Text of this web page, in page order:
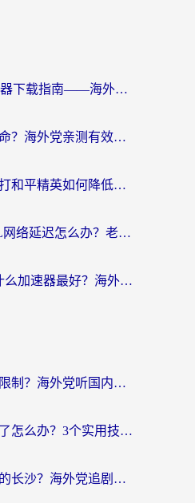
公主连结：Re加速器下载指南——海外党不再错过国服活动的秘密武器
日本怎么玩我的使命？海外党亲测有效的国服游戏加速指南（附避坑技巧）
海外党必看：国外打和平精英如何降低延迟？附3款热门国服游戏加速方案
海外打古剑奇谭OL网络延迟怎么办？老玩家亲测有效的加速器选择指南
英国玩QQ飞车用什么加速器最好？海外党亲测，告别漂移卡顿的终极选择
酷我音乐国外版权限制？海外党听国内歌、玩游戏、看剧的一站式解决方案
有缘网在老挝用不了怎么办？3个实用技巧解决海外访问国内服务难题
台湾怎么打不开我的长沙？海外党追剧看片、用环球时报不卡的实用指南